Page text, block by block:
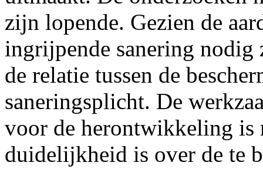
zijn lopende. Gezien de
ingrijpende sanering
de relatie tussen de
saneringsplicht. De
voor de herontwikkeling is
duidelijkheid is over de te